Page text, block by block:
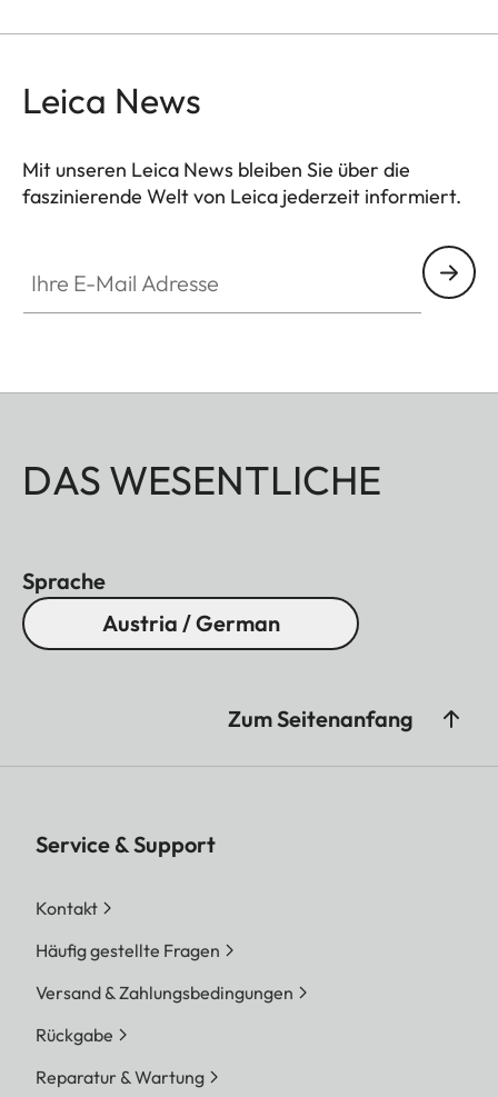
Verschlussmechanismus sorgt für einfaches Öffnen
Fernglases.
Leica News
Mit unseren Leica News bleiben Sie über die
faszinierende Welt von Leica jederzeit informiert.
DAS WESENTLICHE
Sprache
Austria / German
Zum Seitenanfang
Service & Support
Kontakt
Häufig gestellte Fragen
Versand & Zahlungsbedingungen
Rückgabe
Reparatur & Wartung